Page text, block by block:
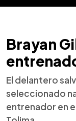
Brayan
El delantero
seleccionado
entrenador en